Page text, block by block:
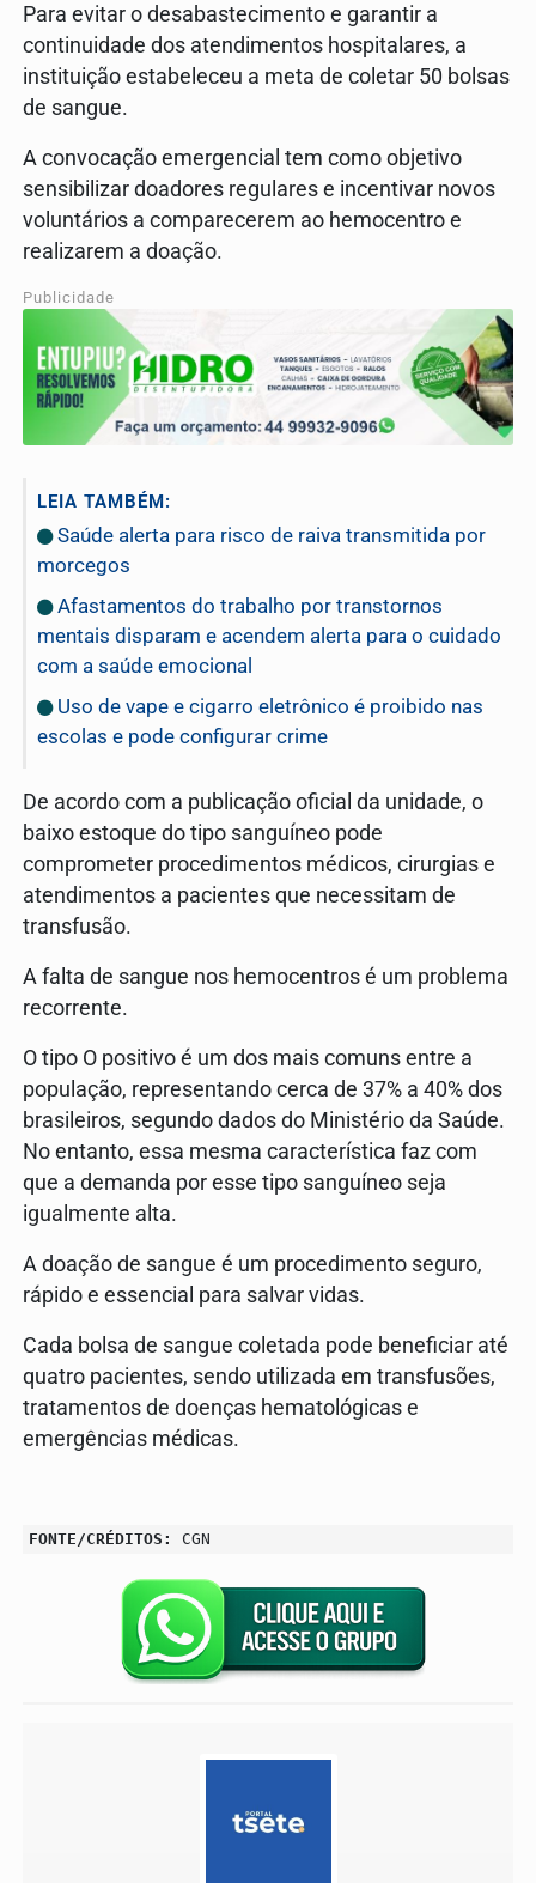
Para evitar o desabastecimento e garantir a
continuidade dos atendimentos hospitalares, a
instituição estabeleceu a meta de coletar 50 bolsas
de sangue.
A convocação emergencial tem como objetivo
sensibilizar doadores regulares e incentivar novos
voluntários a comparecerem ao hemocentro e
realizarem a doação.
Publicidade
LEIA TAMBÉM:
Saúde alerta para risco de raiva transmitida por
morcegos
Afastamentos do trabalho por transtornos
mentais disparam e acendem alerta para o cuidado
com a saúde emocional
Uso de vape e cigarro eletrônico é proibido nas
escolas e pode configurar crime
De acordo com a publicação oficial da unidade, o
baixo estoque do tipo sanguíneo pode
comprometer procedimentos médicos, cirurgias e
atendimentos a pacientes que necessitam de
transfusão.
A falta de sangue nos hemocentros é um problema
recorrente.
O tipo O positivo é um dos mais comuns entre a
população, representando cerca de 37% a 40% dos
brasileiros, segundo dados do Ministério da Saúde.
No entanto, essa mesma característica faz com
que a demanda por esse tipo sanguíneo seja
igualmente alta.
A doação de sangue é um procedimento seguro,
rápido e essencial para salvar vidas.
Cada bolsa de sangue coletada pode beneficiar até
quatro pacientes, sendo utilizada em transfusões,
tratamentos de doenças hematológicas e
emergências médicas.
FONTE/CRÉDITOS: CGN